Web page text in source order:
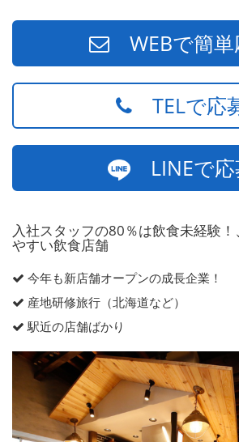
WEBで簡単
TELで応
LINEで応
入社スタッフの80％は飲食未経験
やすい飲食店舗
今年も新店舗オープンの成長企業！
産地研修旅行（北海道など）
駅近の店舗ばかり